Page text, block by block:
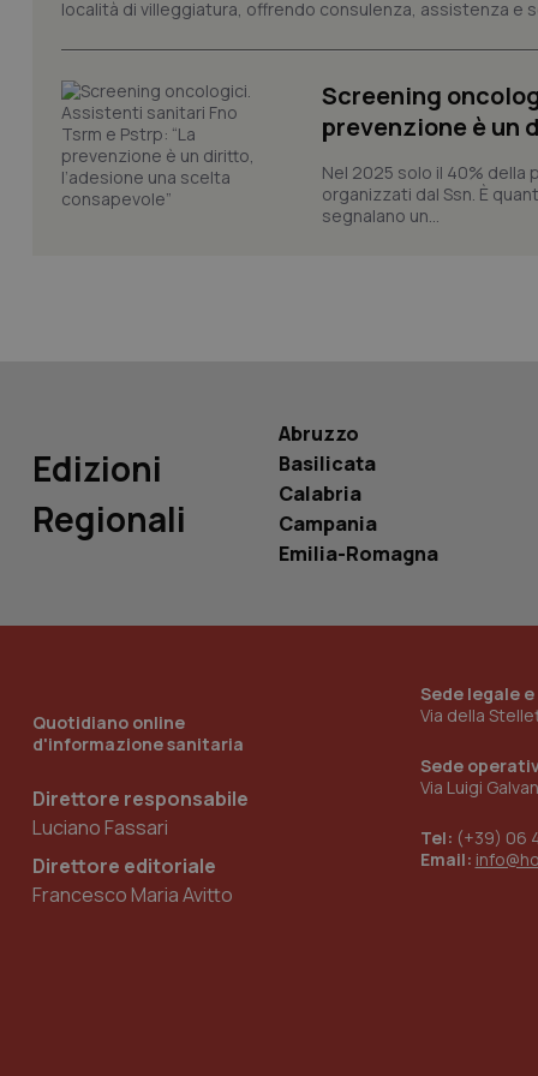
località di villeggiatura, offrendo consulenza, assistenza e
Screening
prevenzione è un
Nel 2025 solo il 40% della
organizzati dal Ssn. È
segnalano un...
Edizioni
Regionali
Abruzzo
Basilicata
Calabria
Campania
Emilia-Romagna
Quotidiano online
d'informazione sanitaria
Direttore responsabile
Luciano Fassari
Direttore editoriale
Francesco Maria Avitto
Sede legale
Via della
Sede
Via Luigi
Tel: (+39) 06
Email:
tracking-sites-
tracking-sites-
session-id
Nome
_ga_0VMQEQKQ1N
Nome
__Secure-YNID